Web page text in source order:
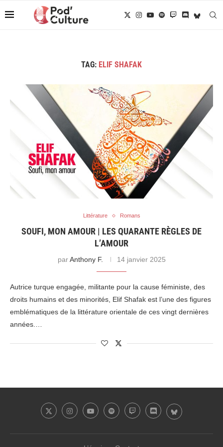
TAG: ELIF SHAFAK
Littérature Romans
SOUFI, MON AMOUR | LES QUARANTE RÈGLES DE
L’AMOUR
parAnthony F. 14 janvier 2025
Autrice turque engagée, militante pour la cause féministe, des
droits humains et des minorités, Elif Shafak est l’une des figures
emblématiques de la littérature orientale de ces vingt dernières
années.…